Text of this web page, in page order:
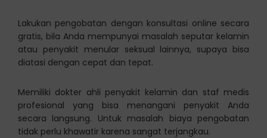
Lakukan pengobatan dengan konsultasi online secara
gratis, bila Anda mempunyai masalah seputar kelamin
atau penyakit menular seksual lainnya, supaya bisa
diatasi dengan cepat dan tepat.
Memiliki dokter ahli penyakit kelamin dan staf medis
profesional yang bisa menangani penyakit Anda
secara langsung. Untuk masalah biaya pengobatan
tidak perlu khawatir karena sangat terjangkau.